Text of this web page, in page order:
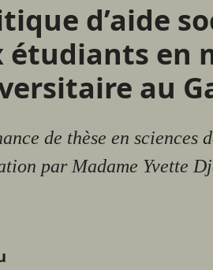
d’aide
étudiants en
au
de thèse en sciences
par Madame Yvette